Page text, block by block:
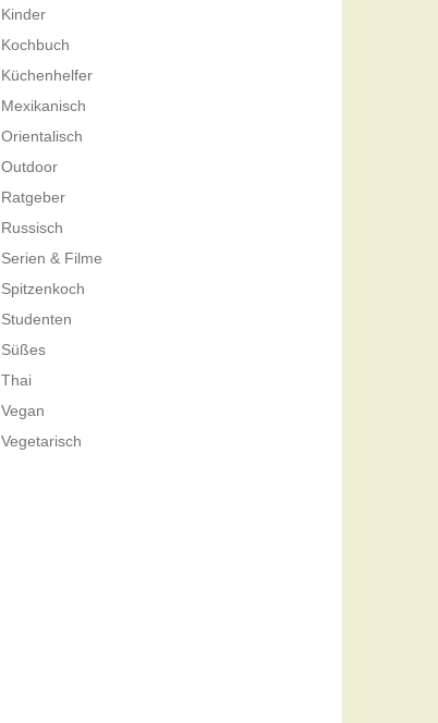
Kinder
Kochbuch
Küchenhelfer
Mexikanisch
Orientalisch
Outdoor
Ratgeber
Russisch
Serien & Filme
Spitzenkoch
Studenten
Süßes
Thai
Vegan
Vegetarisch